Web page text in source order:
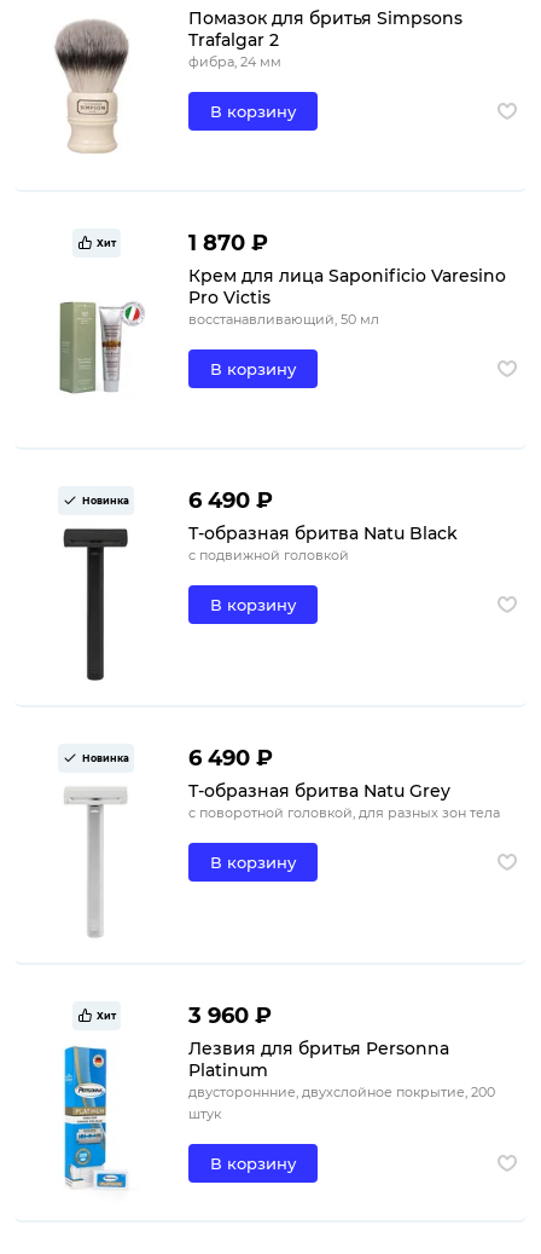
Помазок для бритья Simpsons
Trafalgar 2
фибра, 24 мм
В корзину
Хит 1 870 ₽
Крем для лица Saponificio Varesino
Pro Victis
восстанавливающий, 50 мл
В корзину
Новинка 6 490 ₽
Т-образная бритва Natu Black
с подвижной головкой
В корзину
Новинка 6 490 ₽
Т-образная бритва Natu Grey
с поворотной головкой, для разных зон тела
В корзину
Хит 3 960 ₽
Лезвия для бритья Personna
Platinum
двустороннние, двухслойное покрытие, 200
штук
В корзину